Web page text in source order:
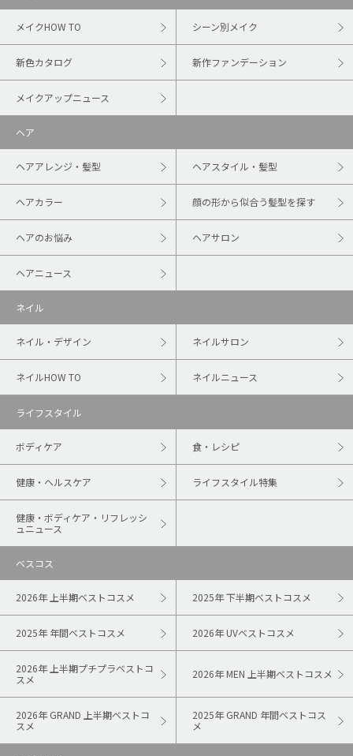
メイクHOW TO シーン別メイク
新色カタログ 新作ファンデーション
メイクアップニュース
ヘア
ヘアアレンジ・髪型 ヘアスタイル・髪型
ヘアカラー 顔の形から似合う髪型を探す
ヘアのお悩み ヘアサロン
ヘアニュース
ネイル
ネイル・デザイン ネイルサロン
ネイルHOW TO ネイルニュース
ライフスタイル
ボディケア 食・レシピ
健康・ヘルスケア ライフスタイル特集
健康・ボディケア・リフレッシ
ュニュース
ベスコス
2026年 上半期ベストコスメ 2025年 下半期ベストコスメ
2025年 年間ベストコスメ 2026年 UVベストコスメ
2026年 上半期プチプラベストコ
スメ
2026年 MEN 上半期ベストコスメ
2026年 GRAND 上半期ベストコ
スメ
2025年 GRAND 年間ベストコス
メ